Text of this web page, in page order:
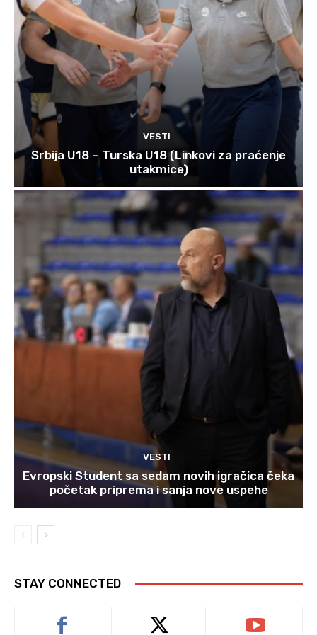
VESTI
Srbija U18 – Turska U18 (Linkovi za praćenje
utakmice)
VESTI
Evropski Student sa sedam novih igračica čeka
početak priprema i sanja nove uspehe
STAY CONNECTED